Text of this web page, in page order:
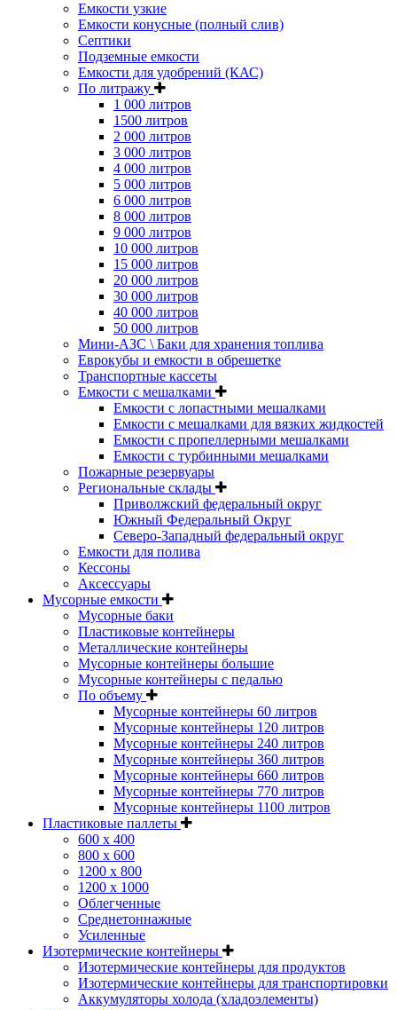
Емкости узкие
Емкости конусные (полный слив)
Септики
Подземные емкости
Емкости для удобрений (КАС)
По литражу
1 000 литров
1500 литров
2 000 литров
3 000 литров
4 000 литров
5 000 литров
6 000 литров
8 000 литров
9 000 литров
10 000 литров
15 000 литров
20 000 литров
30 000 литров
40 000 литров
50 000 литров
Мини-АЗС \ Баки для хранения топлива
Еврокубы и емкости в обрешетке
Транспортные кассеты
Емкости с мешалками
Емкости с лопастными мешалками
Емкости с мешалками для вязких жидкостей
Емкости с пропеллерными мешалками
Емкости с турбинными мешалками
Пожарные резервуары
Региональные склады
Приволжский федеральный округ
Южный Федеральный Округ
Северо-Западный федеральный округ
Емкости для полива
Кессоны
Аксессуары
Мусорные емкости
Мусорные баки
Пластиковые контейнеры
Металлические контейнеры
Мусорные контейнеры большие
Мусорные контейнеры с педалью
По объему
Мусорные контейнеры 60 литров
Мусорные контейнеры 120 литров
Мусорные контейнеры 240 литров
Мусорные контейнеры 360 литров
Мусорные контейнеры 660 литров
Мусорные контейнеры 770 литров
Мусорные контейнеры 1100 литров
Пластиковые паллеты
600 х 400
800 х 600
1200 х 800
1200 х 1000
Облегченные
Среднетоннажные
Усиленные
Изотермические контейнеры
Изотермические контейнеры для продуктов
Изотермические контейнеры для транспортировки
Аккумуляторы холода (хладоэлементы)